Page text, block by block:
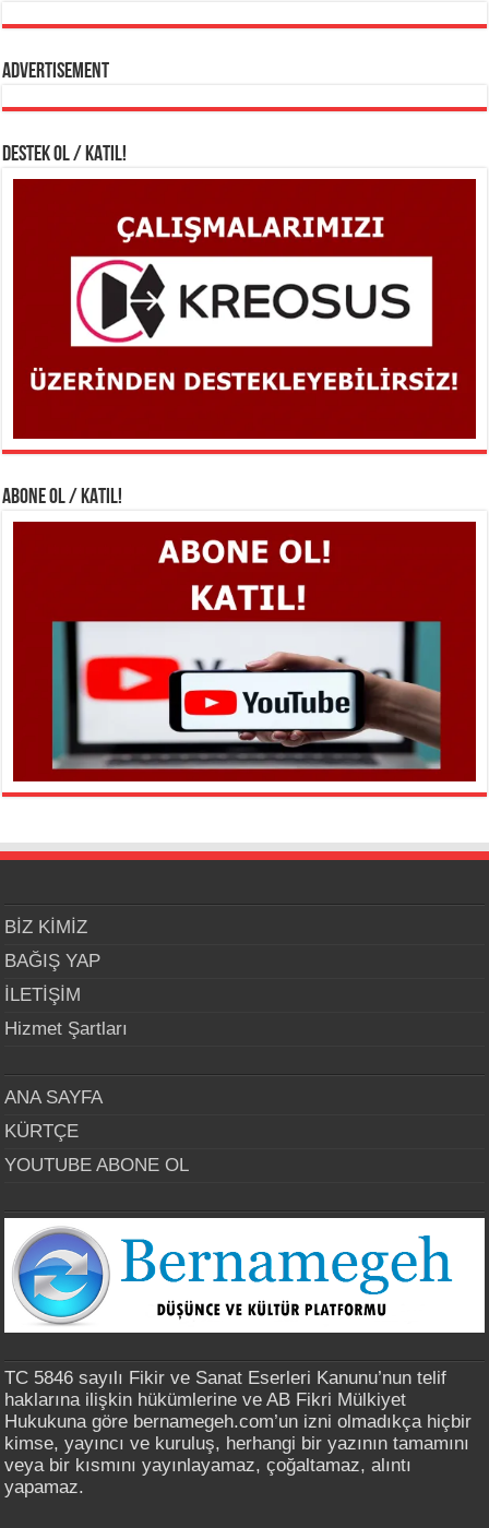
Advertisement
DESTEK OL / KATIL!
ABONE OL / KATIL!
BİZ KİMİZ
BAĞIŞ YAP
İLETİŞİM
Hizmet Şartları
ANA SAYFA
KÜRTÇE
YOUTUBE ABONE OL
TC 5846 sayılı Fikir ve Sanat Eserleri Kanunu’nun telif
haklarına ilişkin hükümlerine ve AB Fikri Mülkiyet
Hukukuna göre bernamegeh.com’un izni olmadıkça hiçbir
kimse, yayıncı ve kuruluş, herhangi bir yazının tamamını
veya bir kısmını yayınlayamaz, çoğaltamaz, alıntı
yapamaz.